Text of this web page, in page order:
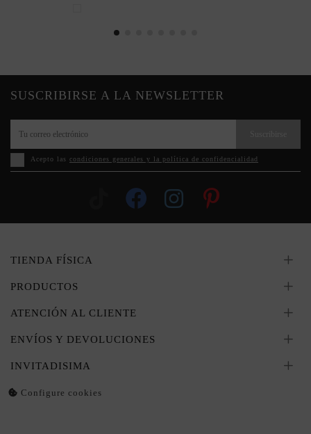
SUSCRIBIRSE A LA NEWSLETTER
Acepto las condiciones generales y la política de confidencialidad
TIENDA FÍSICA
PRODUCTOS
ATENCIÓN AL CLIENTE
ENVÍOS Y DEVOLUCIONES
INVITADISIMA
Configure cookies